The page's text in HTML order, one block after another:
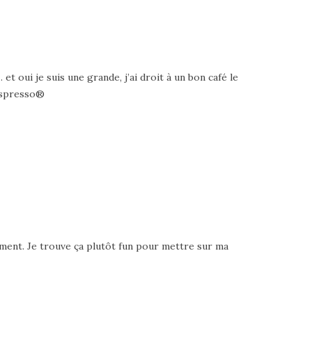
oui je suis une grande, j’ai droit à un bon café le
Je trouve ça plutôt fun pour mettre sur ma